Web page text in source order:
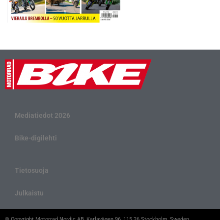
Mediatiedot 2026
Bike-digilehti
Tietosuoja
Julkaistu